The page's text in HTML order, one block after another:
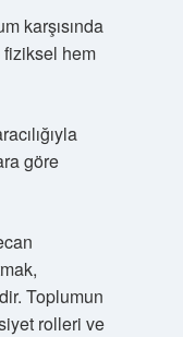
karşısında
hem
göre
Toplumun
rolleri ve